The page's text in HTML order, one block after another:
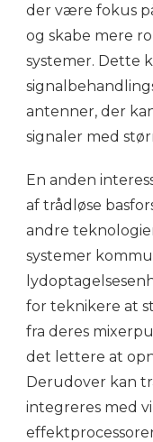
der være fokus
og skabe mere
systemer. Dette
antenner, der
signaler med
En anden
af trådløse
andre
systemer
for teknikere at
fra deres
det lettere at
Derudover kan
integreres med